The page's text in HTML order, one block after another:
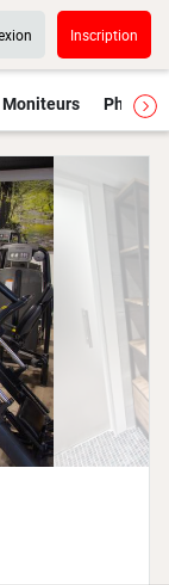
Inscription
Moniteurs Photos